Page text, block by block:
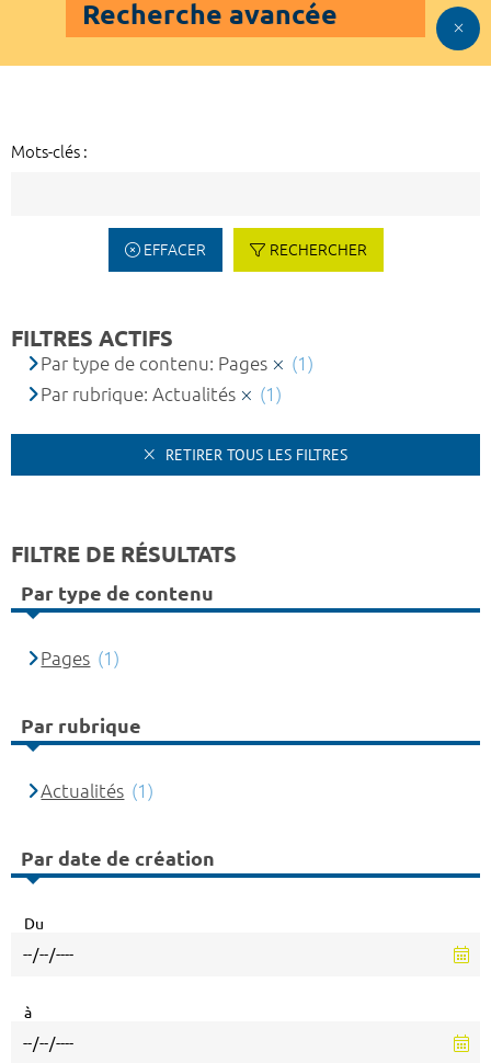
Recherche avancée
Mots-clés :
EFFACER RECHERCHER
FILTRES ACTIFS
Par type de contenu: Pages
(1)
Par rubrique: Actualités
(1)
RETIRER TOUS LES FILTRES
FILTRE DE RÉSULTATS
Par type de contenu
Pages (1)
Par rubrique
Actualités (1)
Par date de création
Du
à